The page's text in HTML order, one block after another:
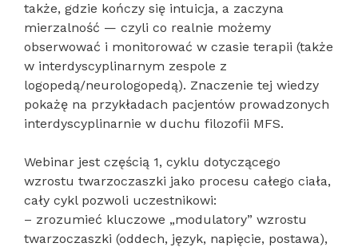
także, gdzie kończy się intuicja, a zaczyna
mierzalność — czyli co realnie możemy
obserwować i monitorować w czasie terapii (także
w interdyscyplinarnym zespole z
logopedą/neurologopedą). Znaczenie tej wiedzy
pokażę na przykładach pacjentów prowadzonych
interdyscyplinarnie w duchu filozofii MFS.
Webinar jest częścią 1, cyklu dotyczącego
wzrostu twarzoczaszki jako procesu całego ciała,
cały cykl pozwoli uczestnikowi:
– zrozumieć kluczowe „modulatory” wzrostu
twarzoczaszki (oddech, język, napięcie, postawa),